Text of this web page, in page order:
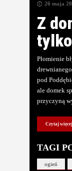
26 maja
Z
Płomienie
pod
ale domek
przyczyną
Czytaj więcej
TAGI
ogień